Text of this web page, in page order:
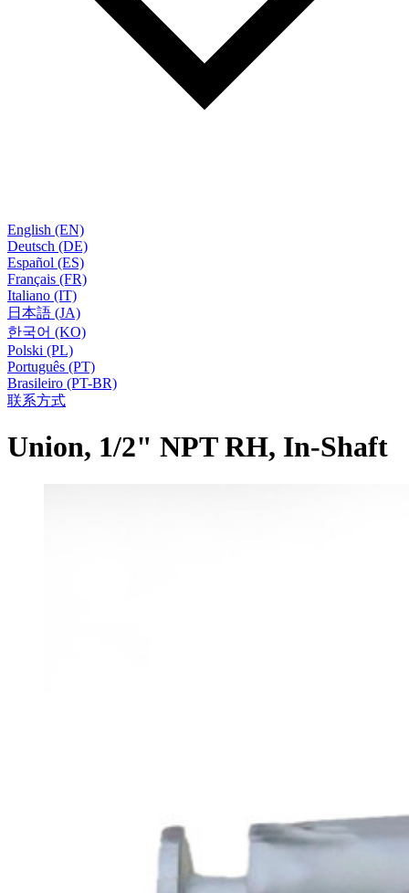
English (EN)
Deutsch (DE)
Español (ES)
Français (FR)
Italiano (IT)
日本語 (JA)
한국어 (KO)
Polski (PL)
Português (PT)
Brasileiro (PT-BR)
联系方式
Union, 1/2" NPT RH, In-Shaft